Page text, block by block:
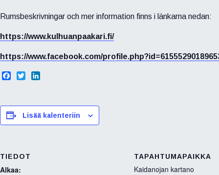
Rumsbeskrivningar och mer information finns i länkarna nedan:
https://www.kulhuanpaakari.fi/
https://www.facebook.com/
b
o
t
e
e
d
Lisää kalenteriin
TIEDOT
Alkaa:
TAPAHTUMAPAIKKA
Kaidanojan kartano